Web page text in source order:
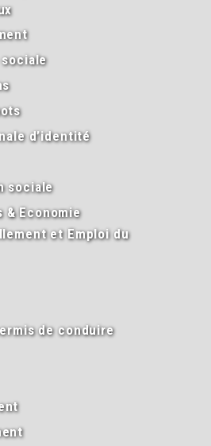
d’identité
sociale
& Economie
et Emploi du
de conduire